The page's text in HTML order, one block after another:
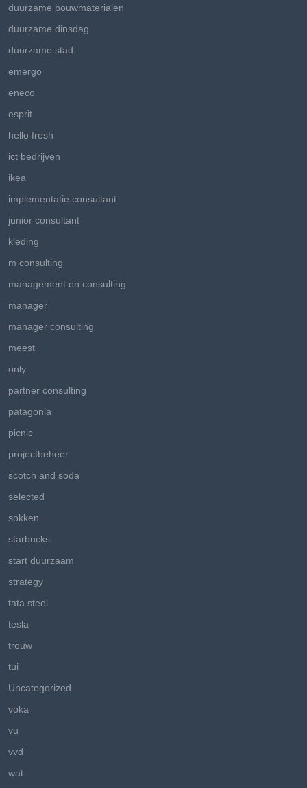
duurzame bouwmaterialen
duurzame dinsdag
duurzame stad
emergo
eneco
esprit
hello fresh
ict bedrijven
ikea
implementatie consultant
junior consultant
kleding
m consulting
management en consulting
manager
manager consulting
meest
only
partner consulting
patagonia
picnic
projectbeheer
scotch and soda
selected
sokken
starbucks
start duurzaam
strategy
tata steel
tesla
trouw
tui
Uncategorized
voka
vu
vvd
wat